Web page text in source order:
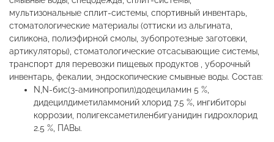
мультизональные сплит-системы, спортивный инвентарь,
стоматологические материалы (оттиски из альгината,
силикона, полиэфирной смолы, зубопротезные заготовки,
артикуляторы), стоматологические отсасывающие системы,
транспорт для перевозки пищевых продуктов , уборочный
инвентарь, фекалии, эндоскопические смывные воды. Состав:
N,N-бис(3-аминопропил)додециламин 5 %,
дидецилдиметиламмоний хлорид 7.5 %, ингибиторы
коррозии, полигексаметиленбигуанидин гидрохлорид
2.5 %, ПАВы.